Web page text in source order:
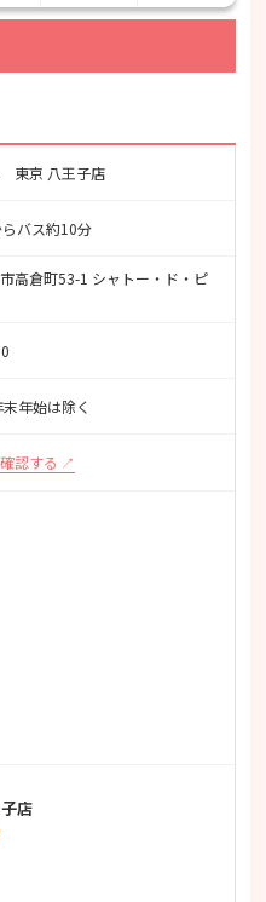
東京 八王子店
バス約10分
高倉町53-1 シャトー・ド・ピ
年始は除く
認する
店